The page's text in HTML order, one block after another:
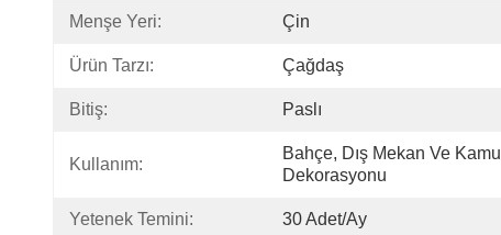
Menşe Yeri: Çin
Ürün Tarzı: Çağdaş
Bitiş: Paslı
Kullanım:
Bahçe, Dış Mekan Ve Kamu
Dekorasyonu
Yetenek Temini: 30 Adet/ay